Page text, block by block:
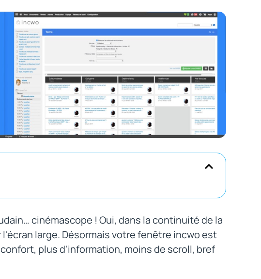
cinémascope ! Oui, dans la continuité de la
large. Désormais votre fenêtre incwo est
plus d'information, moins de scroll, bref